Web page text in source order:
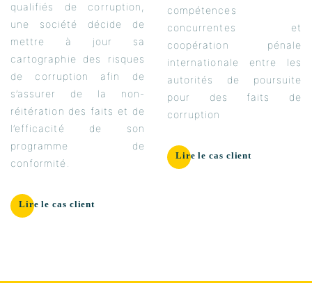
qualifiés de corruption,
une société décide de
mettre à jour sa
cartographie des risques
de corruption afin de
s’assurer de la non-
réitération des faits et de
l’efficacité de son
programme de
conformité.
Lire le cas client
compétences
concurrentes et
coopération pénale
internationale entre les
autorités de poursuite
pour des faits de
corruption
Lire le cas client